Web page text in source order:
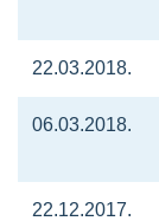
22.03.2018.
06.03.2018.
22.12.2017.